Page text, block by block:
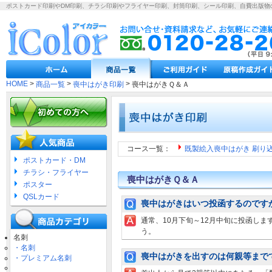
ポストカード印刷やDM印刷、チラシ印刷やフライヤー印刷、封筒印刷、シール印刷、自費出版物
HOME > 商品一覧 > 喪中はがき印刷 > 喪中はがきＱ＆Ａ
ポストカード・DM
チラシ・フライヤー
ポスター
QSLカード
名刺
・名刺
・プレミアム名刺
コース一覧： 既製絵入喪中はがき 刷り
喪中はがきＱ＆Ａ
喪中はがきはいつ投函するのです
通常、10月下旬～12月中旬に投函しま
う。
喪中はがきを出すのは何親等まで